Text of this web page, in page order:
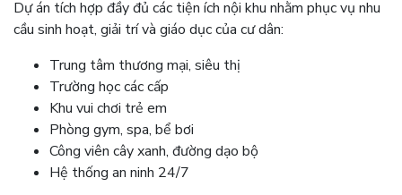
Dự án tích hợp đầy đủ các tiện ích nội khu nhằm phục vụ nhu
cầu sinh hoạt, giải trí và giáo dục của cư dân:
Trung tâm thương mại, siêu thị
Trường học các cấp
Khu vui chơi trẻ em
Phòng gym, spa, bể bơi
Công viên cây xanh, đường dạo bộ
Hệ thống an ninh 24/7